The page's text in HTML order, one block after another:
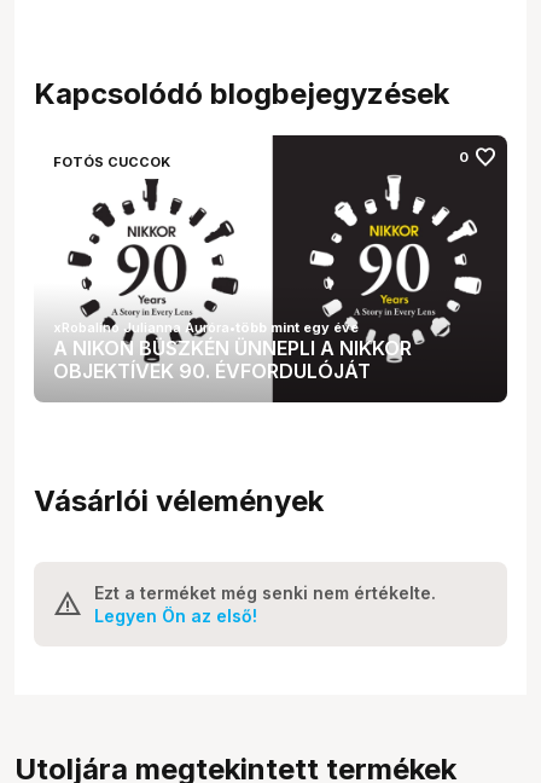
Kapcsolódó blogbejegyzések
FOTÓS CUCCOK 0 favorite
A NIKON BÜSZKÉN ÜNNEPLI A NIKKOR
OBJEKTÍVEK 90. ÉVFORDULÓJÁT
xRobalino Julianna Auróra•több mint egy éve
Vásárlói vélemények
Ezt a terméket még senki nem értékelte.
Legyen Ön az első!
Utoljára megtekintett termékek